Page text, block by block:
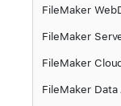
FileMaker
FileMaker
FileMaker
FileMaker Data